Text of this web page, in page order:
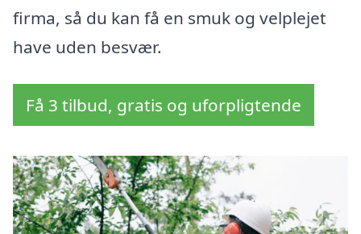
firma, så du kan få en smuk og velplejet
have uden besvær.
Få 3 tilbud, gratis og uforpligtende